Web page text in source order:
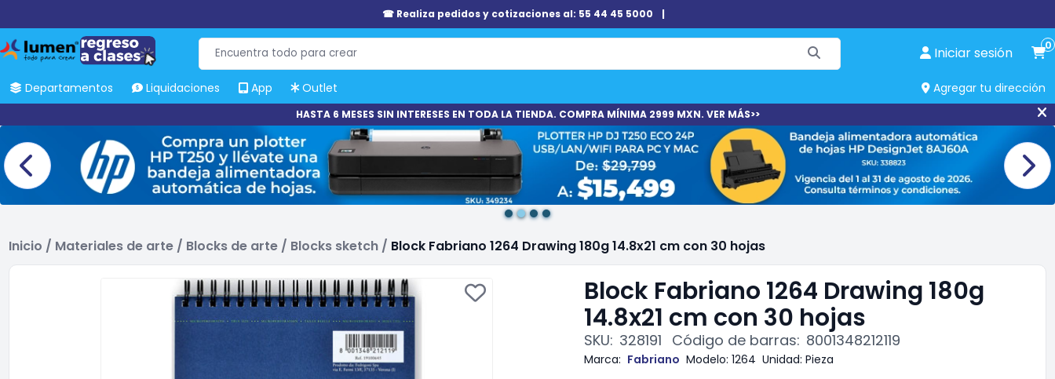
☎ Realiza pedidos y cotizaciones al: 55 44 45 5000 |
Iniciar sesión 0
Departamentos Liquidaciones App Outlet Agregar tu dirección
HASTA 6 MESES SIN INTERESES EN TODA LA TIENDA. COMPRA MÍNIMA 2999 MXN. VER MÁS>>
Inicio / Materiales de arte / Blocks de arte / Blocks sketch / Block Fabriano 1264 Drawing 180g 14.8x21 cm con 30 hojas
Block Fabriano 1264 Drawing 180g
14.8x21 cm con 30 hojas
SKU: 328191 Código de barras: 8001348212119
Marca: Fabriano Modelo: 1264 Unidad: Pieza